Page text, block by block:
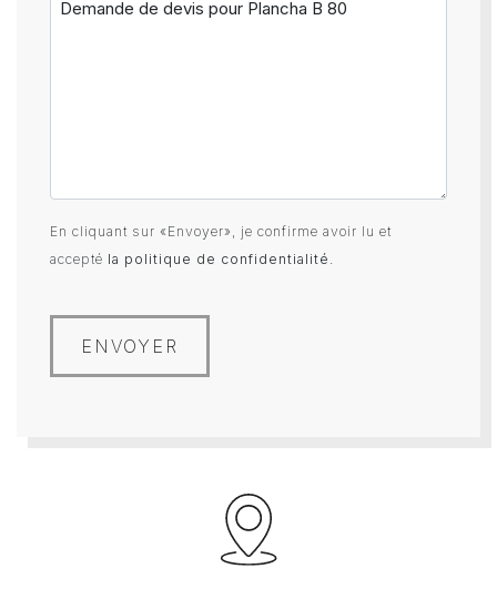
En cliquant sur «Envoyer», je confirme avoir lu et
accepté la politique de confidentialité .
ENVOYER